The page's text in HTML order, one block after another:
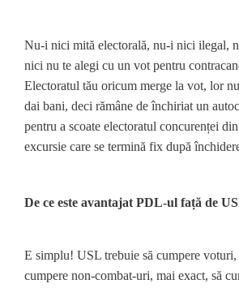
Nu-i nici mită electorală, nu-i nici ilegal,
nici nu te alegi cu un vot pentru
Electoratul tău oricum merge la vot, lor
dai bani, deci rămâne de închiriat un
pentru a scoate electoratul concurenței
excursie care se termină fix după
De ce este avantajat PDL-ul față de
E simplu! USL trebuie să cumpere
cumpere non-combat-uri, mai exact, să